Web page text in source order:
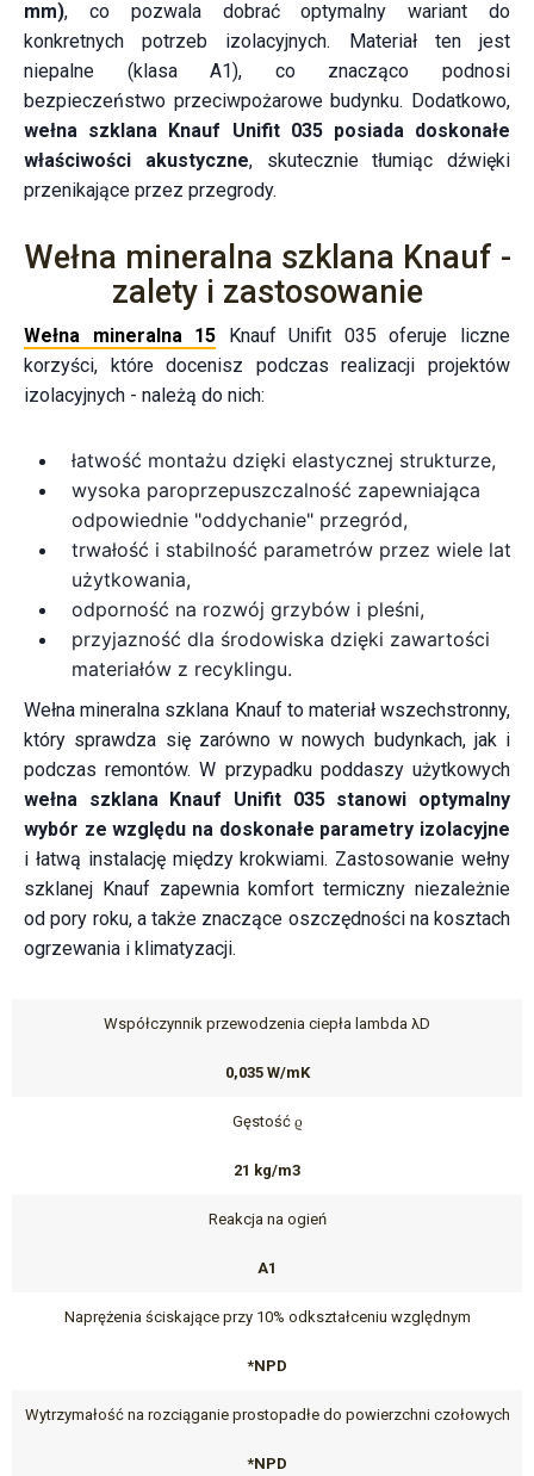
mm), co pozwala dobrać optymalny wariant do
konkretnych potrzeb izolacyjnych. Materiał ten jest
niepalne (klasa A1), co znacząco podnosi
bezpieczeństwo przeciwpożarowe budynku. Dodatkowo,
wełna szklana Knauf Unifit 035 posiada doskonałe
właściwości akustyczne, skutecznie tłumiąc dźwięki
przenikające przez przegrody.
Wełna mineralna szklana Knauf -
zalety i zastosowanie
Wełna mineralna 15 Knauf Unifit 035 oferuje liczne
korzyści, które docenisz podczas realizacji projektów
izolacyjnych - należą do nich:
łatwość montażu dzięki elastycznej strukturze,
wysoka paroprzepuszczalność zapewniająca
odpowiednie "oddychanie" przegród,
trwałość i stabilność parametrów przez wiele lat
użytkowania,
odporność na rozwój grzybów i pleśni,
przyjazność dla środowiska dzięki zawartości
materiałów z recyklingu.
Wełna mineralna szklana Knauf to materiał wszechstronny,
który sprawdza się zarówno w nowych budynkach, jak i
podczas remontów. W przypadku poddaszy użytkowych
wełna szklana Knauf Unifit 035 stanowi optymalny
wybór ze względu na doskonałe parametry izolacyjne
i łatwą instalację między krokwiami. Zastosowanie wełny
szklanej Knauf zapewnia komfort termiczny niezależnie
od pory roku, a także znaczące oszczędności na kosztach
ogrzewania i klimatyzacji.
Współczynnik przewodzenia ciepła lambda λD
0,035 W/mK
Gęstość ϱ
21 kg/m3
Reakcja na ogień
A1
Naprężenia ściskające przy 10% odkształceniu względnym
*NPD
Wytrzymałość na rozciąganie prostopadłe do powierzchni czołowych
*NPD